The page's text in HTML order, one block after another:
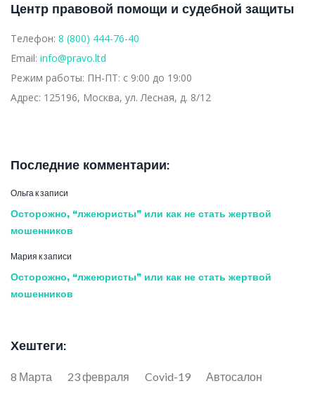
Центр правовой помощи и судебной защиты
Телефон: 8 (800) 444-76-40
Email: info@pravo.ltd
Режим работы: ПН-ПТ: с 9:00 до 19:00
Адрес: 125196, Москва, ул. Лесная, д. 8/12
Последние комментарии:
Ольгак записи
Осторожно, “лжеюристы” или как не стать жертвой
мошенников
Мария к записи
Осторожно, “лжеюристы” или как не стать жертвой
мошенников
Хештеги:
8 Марта 23 февраля Covid-19 Автосалон